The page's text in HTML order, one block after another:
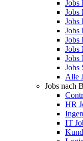
Jobs
Jobs
Jobs
Jobs
Jobs
Jobs
Jobs
Jobs
Alle
Jobs nach
HR
IT